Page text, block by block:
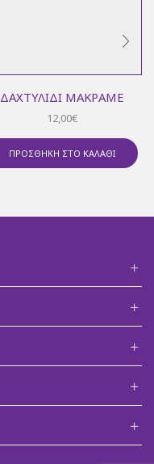
ΔΑΧΤΥΛΊΔΙ ΜΑΚΡΑΜΈ
12,00€
ΠΡΟΣΘΉΚΗ ΣΤΟ ΚΑΛΆΘΙ